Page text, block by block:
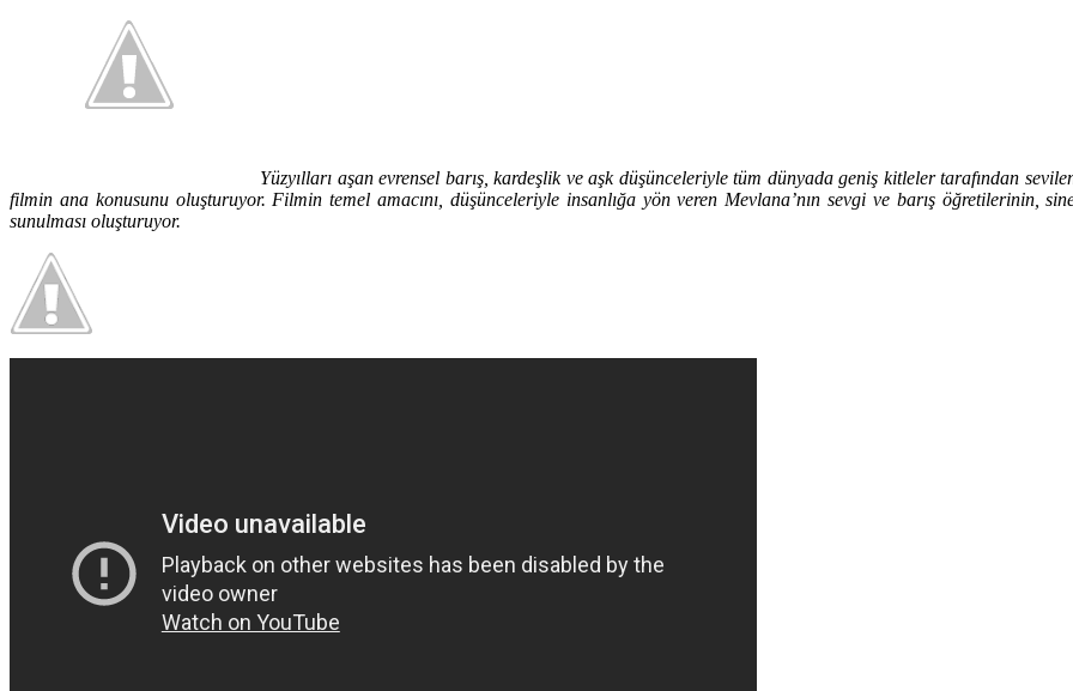
Yüzyılları aşan evrensel barış, kardeşlik ve aşk düşünceleriyle tüm dünyada geniş kitleler tarafından
filmin ana konusunu oluşturuyor. Filmin temel amacını, düşünceleriyle insanlığa yön veren Mevlana’nın sevgi ve barış öğretilerinin,
sunulması oluşturuyor.